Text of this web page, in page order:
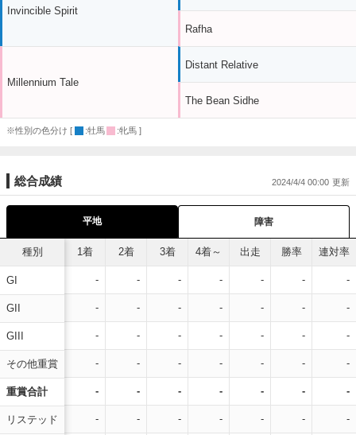
Invincible Spirit
Millennium Tale
Rafha
Distant Relative
The Bean Sidhe
※性別の色分け [ :牡馬 :牝馬 ]
総合成績 2024/4/4 00:00
平地 障害
種別
GI
GII
GIII
その他重賞
重賞合計
リステッド
1着 2着 3着 4着～ 出走 勝率 連対率
- - - - - - -
- - - - - - -
- - - - - - -
- - - - - - -
- - - - - - -
- - - - - - -